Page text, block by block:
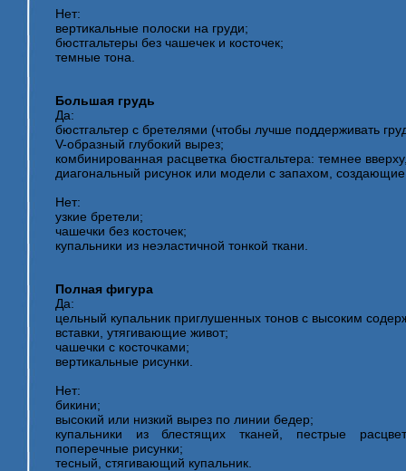
Нет:
вертикальные полоски на груди;
бюстгальтеры без чашечек и косточек;
темные тона.
Большая грудь
Да:
бюстгальтер с бретелями (чтобы лучше поддерживать
V-образный глубокий вырез;
комбинированная расцветка бюстгальтера: темнее
диагональный рисунок или модели с запахом,
Нет:
узкие бретели;
чашечки без косточек;
купальники из неэластичной тонкой ткани.
Полная фигура
Да:
цельный купальник приглушенных тонов с высоким
вставки, утягивающие живот;
чашечки с косточками;
вертикальные рисунки.
Нет:
бикини;
высокий или низкий вырез по линии бедер;
купальники из блестящих тканей, пестрые
поперечные рисунки;
тесный, стягивающий купальник.